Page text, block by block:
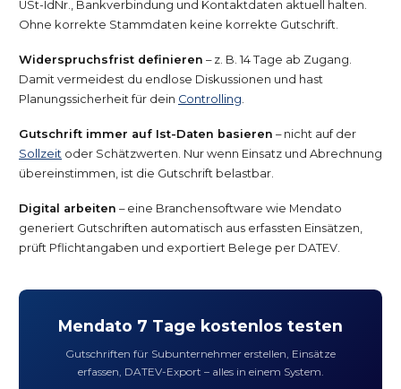
USt-IdNr., Bankverbindung und Kontaktdaten aktuell halten.
Ohne korrekte Stammdaten keine korrekte Gutschrift.
Widerspruchsfrist definieren – z. B. 14 Tage ab Zugang.
Damit vermeidest du endlose Diskussionen und hast
Planungssicherheit für dein Controlling
Gutschrift immer auf Ist-Daten basieren – nicht auf der
Sollzeit oder Schätzwerten. Nur wenn Einsatz und Abrechnung
übereinstimmen, ist die Gutschrift belastbar.
Digital arbeiten – eine Branchensoftware wie Mendato
generiert Gutschriften automatisch aus erfassten Einsätzen,
prüft Pflichtangaben und exportiert Belege per DATEV.
Mendato 7 Tage kostenlos testen
Gutschriften für Subunternehmer erstellen, Einsätze
erfassen, DATEV-Export – alles in einem System.